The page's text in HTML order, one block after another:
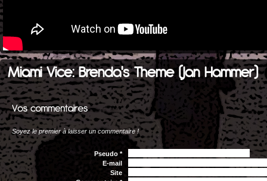
Miami Vice: Brenda's Theme (Jan Hammer)
Soyez le premier à laisser un commentaire !
Pseudo *
E-mail
Site